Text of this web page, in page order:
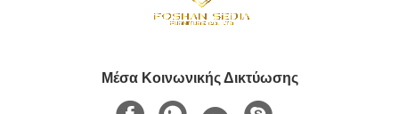
Μέσα Κοινωνικής Δικτύωσης